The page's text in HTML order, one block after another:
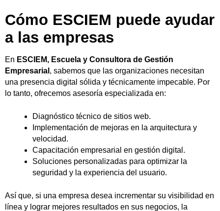
Cómo ESCIEM puede ayudar
a las empresas
En ESCIEM, Escuela y Consultora de Gestión
Empresarial , sabemos que las organizaciones necesitan
una presencia digital sólida y técnicamente impecable. Por
lo tanto, ofrecemos asesoría especializada en:
Diagnóstico técnico de sitios web.
Implementación de mejoras en la arquitectura y
velocidad.
Capacitación empresarial en gestión digital.
Soluciones personalizadas para optimizar la
seguridad y la experiencia del usuario.
Así que, si una empresa desea incrementar su visibilidad en
línea y lograr mejores resultados en sus negocios, la